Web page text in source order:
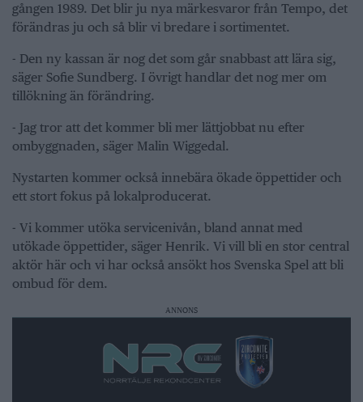
gången 1989. Det blir ju nya märkesvaror från Tempo, det
förändras ju och så blir vi bredare i sortimentet.
- Den ny kassan är nog det som går snabbast att lära sig,
säger Sofie Sundberg. I övrigt handlar det nog mer om
tillökning än förändring.
- Jag tror att det kommer bli mer lättjobbat nu efter
ombyggnaden, säger Malin Wiggedal.
Nystarten kommer också innebära ökade öppettider och
ett stort fokus på lokalproducerat.
- Vi kommer utöka servicenivån, bland annat med
utökade öppettider, säger Henrik. Vi vill bli en stor central
aktör här och vi har också ansökt hos Svenska Spel att bli
ombud för dem.
ANNONS